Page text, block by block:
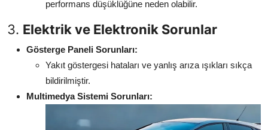
performans düşüklüğüne neden olabilir.
3. Elektrik ve Elektronik Sorunlar
Gösterge Paneli Sorunları:
Yakıt göstergesi hataları ve yanlış arıza ışıkları sıkça
bildirilmiştir.
Multimedya Sistemi Sorunları: